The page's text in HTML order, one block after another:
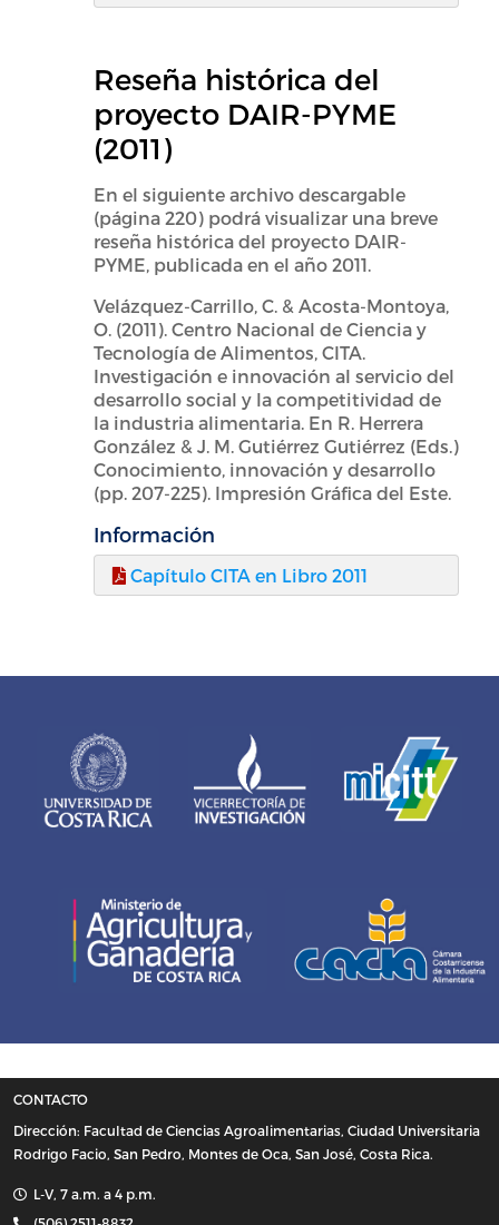
Reseña histórica del
proyecto DAIR-PYME
(2011)
En el siguiente archivo descargable
(página 220) podrá visualizar una breve
reseña histórica del proyecto DAIR-
PYME, publicada en el año 2011.
Velázquez-Carrillo, C. & Acosta-Montoya,
O. (2011). Centro Nacional de Ciencia y
Tecnología de Alimentos, CITA.
Investigación e innovación al servicio del
desarrollo social y la competitividad de
la industria alimentaria. En R. Herrera
González & J. M. Gutiérrez Gutiérrez (Eds.)
Conocimiento, innovación y desarrollo
(pp. 207-225). Impresión Gráfica del Este.
Información
Capítulo CITA en Libro 2011
CONTACTO
Dirección: Facultad de Ciencias Agroalimentarias, Ciudad Universitaria
Rodrigo Facio, San Pedro, Montes de Oca, San José, Costa Rica.
L-V, 7 a.m. a 4 p.m.